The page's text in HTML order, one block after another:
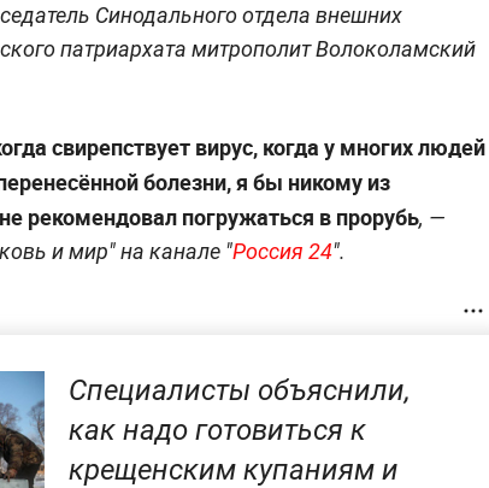
Синодального отдела внешних
патриархата митрополит Волоколамский
свирепствует вирус, когда у многих людей
болезни, я бы никому из
рекомендовал погружаться в прорубь, —
и мир" на канале "Россия 24".
Специалисты объяснили,
как надо готовиться к
крещенским купаниям и